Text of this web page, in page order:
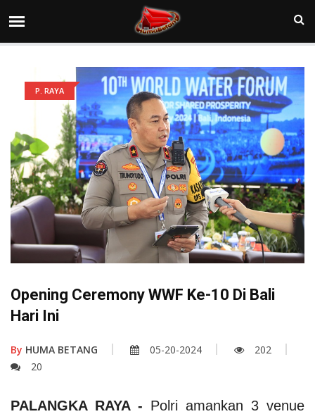
P. RAYA
Opening Ceremony WWF Ke-10 Di Bali
Hari Ini
By HUMA BETANG 05-20-2024
202
20
PALANGKA RAYA - Polri amankan 3 venue